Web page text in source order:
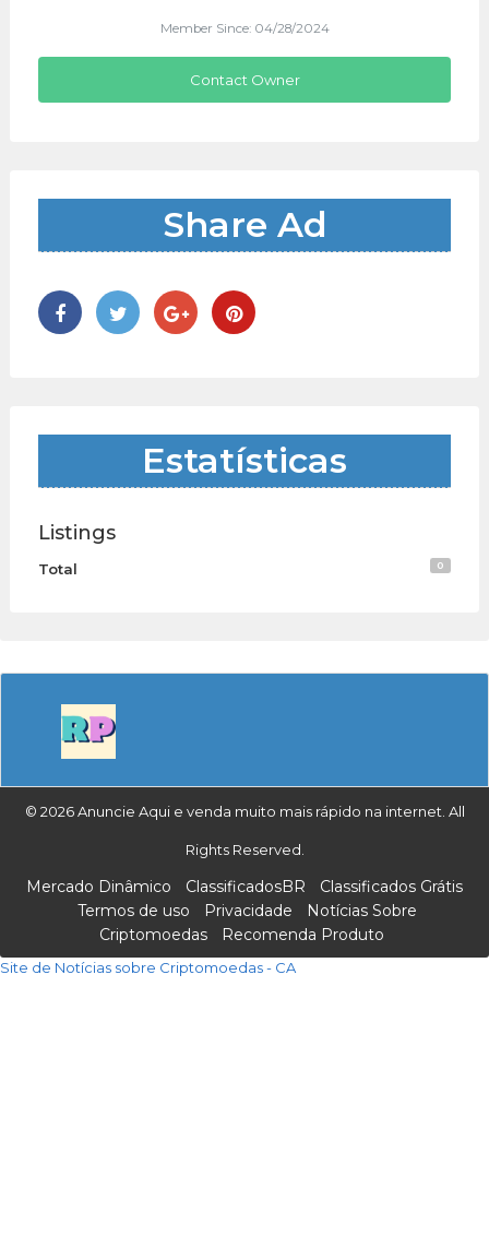
Member Since: 04/28/2024
Contact Owner
Share Ad
Estatísticas
Listings
Total 0
© 2026 Anuncie Aqui e venda muito mais rápido na internet. All
Rights Reserved.
Mercado Dinâmico ClassificadosBR
Classificados Grátis
Termos de uso
Privacidade
Notícias Sobre
Criptomoedas
Recomenda Produto
Site de Notícias sobre Criptomoedas - CA